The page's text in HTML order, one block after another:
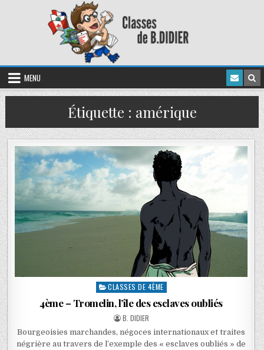
MENU
Étiquette : amérique
CLASSES DE 4ÈME
4ème – Tromelin, l’île des esclaves oubliés
B. DIDIER
Bourgeoisies marchandes, négoces internationaux et traites
négrière au travers de l’exemple des « esclaves oubliés » de